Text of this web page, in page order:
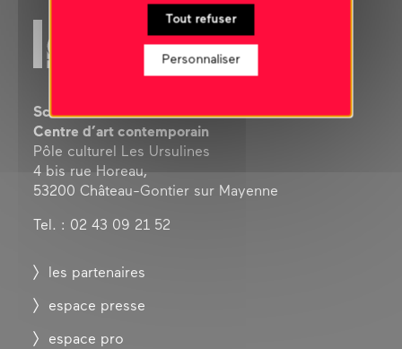
Scène nationale
Centre d’art contemporain
Pôle culturel Les Ursulines
4 bis rue Horeau,
53200 Château-Gontier sur Mayenne
Tel. : 02 43 09 21 52
les partenaires
espace presse
espace pro
Tout refuser
Personnaliser